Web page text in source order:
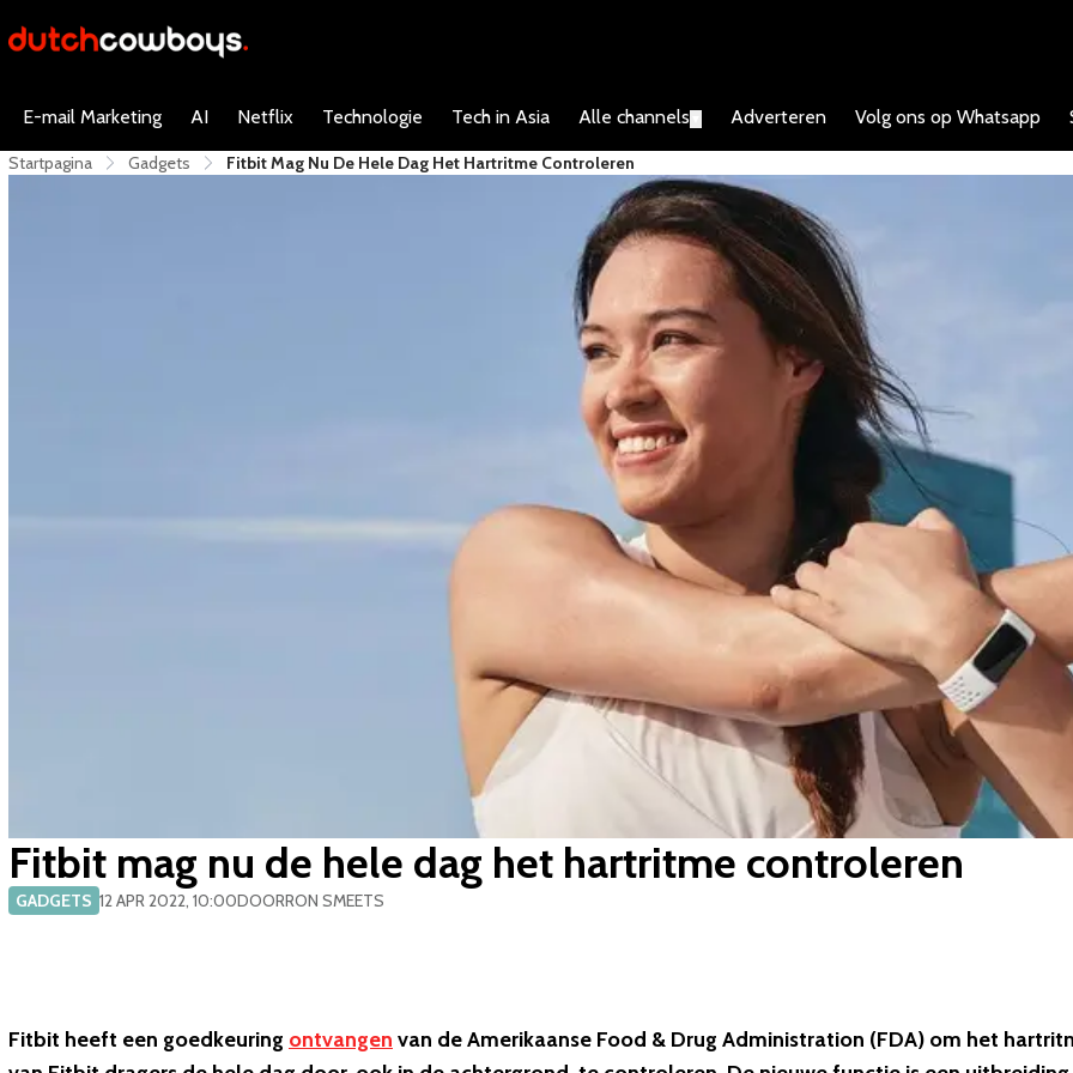
E-mail Marketing AI Netflix Technologie Tech in Asia Alle channels Adverteren Volg ons op Whatsapp
Startpagina Gadgets Fitbit Mag Nu De Hele Dag Het Hartritme Controleren
Fitbit mag nu de hele dag het hartritme controleren
GADGETS 12 APR 2022, 10:00DOORRON SMEETS
Fitbit heeft een goedkeuring ontvangen van de Amerikaanse Food & Drug Administration (FDA) om het